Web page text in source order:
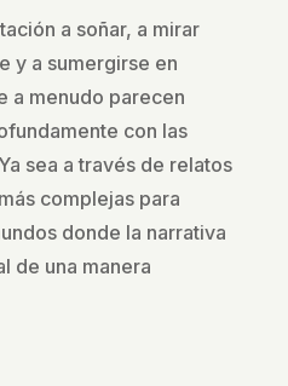
a soñar, a mirar
y a sumergirse en
a menudo parecen
con las
sea a través de relatos
complejas para
donde la narrativa
de una manera